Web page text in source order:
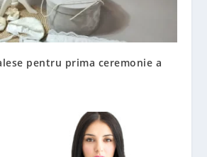
pentru prima ceremonie a